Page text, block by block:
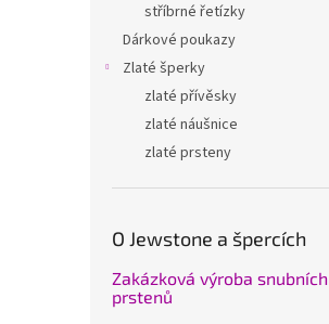
stříbrné řetízky
Dárkové poukazy
Zlaté šperky
zlaté přívěsky
zlaté náušnice
zlaté prsteny
O Jewstone a špercích
Zakázková výroba snubních
prstenů